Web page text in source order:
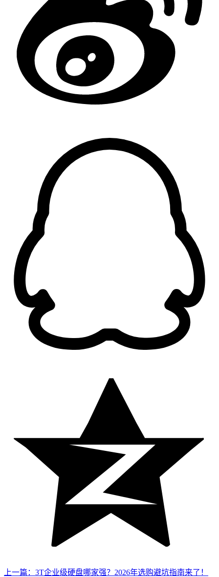
上一篇：3T企业级硬盘哪家强？2026年选购避坑指南来了！